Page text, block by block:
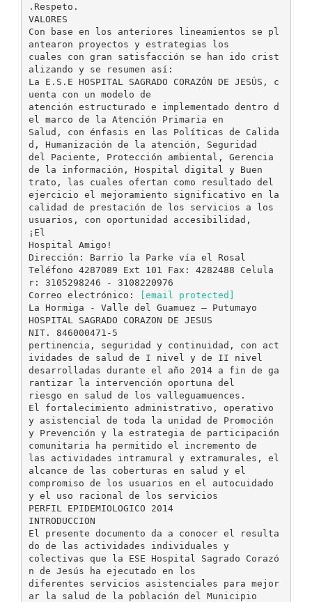
.Respeto.
VALORES
Con base en los anteriores lineamientos se pl
antearon proyectos y estrategias los
cuales con gran satisfacción se han ido crist
alizando y se resumen así:
La E.S.E HOSPITAL SAGRADO CORAZÓN DE JESÚS, c
uenta con un modelo de
atención estructurado e implementado dentro d
el marco de la Atención Primaria en
Salud, con énfasis en las Políticas de Calida
d, Humanización de la atención, Seguridad
del Paciente, Protección ambiental, Gerencia
de la información, Hospital digital y Buen
trato, las cuales ofertan como resultado del
ejercicio el mejoramiento significativo en la
calidad de prestación de los servicios a los
usuarios, con oportunidad accesibilidad,
¡El
Hospital Amigo!
Dirección: Barrio la Parke vía el Rosal
Teléfono 4287089 Ext 101 Fax: 4282488 Celula
r: 3105298246 - 3108220976
Correo electrónico:
[email protected]
La Hormiga - Valle del Guamuez – Putumayo
HOSPITAL SAGRADO CORAZON DE JESUS
NIT. 846000471-5
pertinencia, seguridad y continuidad, con act
ividades de salud de I nivel y de II nivel
desarrolladas durante el año 2014 a fin de ga
rantizar la intervención oportuna del
riesgo en salud de los valleguamuences.
El fortalecimiento administrativo, operativo
y asistencial de toda la unidad de Promoción
y Prevención y la estrategia de participación
comunitaria ha permitido el incremento de
las actividades intramural y extramurales, el
alcance de las coberturas en salud y el
compromiso de los usuarios en el autocuidado
y el uso racional de los servicios
PERFIL EPIDEMIOLOGICO 2014
INTRODUCCION
El presente documento da a conocer el resulta
do de las actividades individuales y
colectivas que la ESE Hospital Sagrado Corazó
n de Jesús ha ejecutado en los
diferentes servicios asistenciales para mejor
ar la salud de la población del Municipio